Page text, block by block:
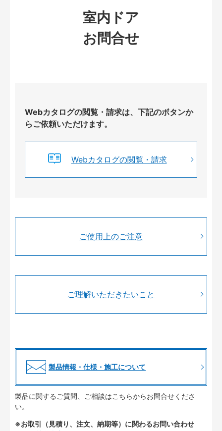
室内ドア
お問合せ
Webカタログの閲覧・請求は、下記のボタンか
らご依頼いただけます。
Webカタログの閲覧・請求
ご使用上のご注意
ご理解いただきたいこと
製品情報・仕様・施工について
製品に関するご質問、ご相談はこちらからお問合せくださ
い。
※お取引（見積り、注文、納期等）に関わるお問い合わせ